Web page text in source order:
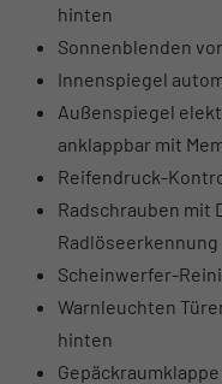
hinten
Sonnenblenden
Innenspiegel
Außenspiegel
anklappbar mit
Reifendruck-
Radschrauben mit
Radlöseerkennung
Scheinwerfer-
Warnleuchten
hinten